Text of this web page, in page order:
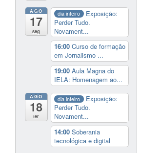
AGO
17
seg
dia inteiro
Exposição:
Perder Tudo.
Novament...
16:00 Curso de formação
em Jornalismo ...
19:00 Aula Magna do
IELA: Homenagem ao...
AGO
18
ter
dia inteiro
Exposição:
Perder Tudo.
Novament...
14:00 Soberania
tecnológica e digital